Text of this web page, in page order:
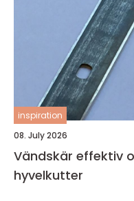
inspiration
08. July 2026
Vändskär effektiv och exakt bearbetning i
hyvelkutter